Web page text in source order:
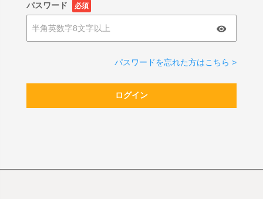
パスワード 必須
パスワードを忘れた方はこちら >
ログイン